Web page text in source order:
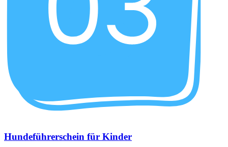
Hundeführerschein für Kinder